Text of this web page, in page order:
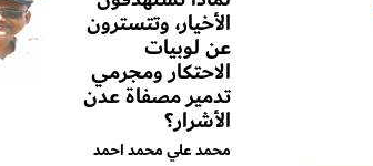
الأخيار، وتتسترون
عن لوبيات
الاحتكار ومجرمي
تدمير مصفاة عدن
الأشرار؟
محمد علي محمد احمد